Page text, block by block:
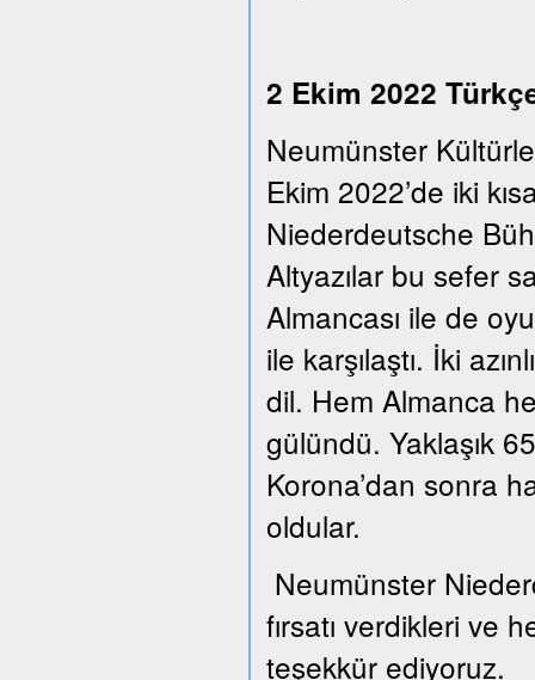
2 Ekim 2022
Neumünster
Ekim 2022’de iki
Niederdeutsche
Altyazılar bu sefer
Almancası ile de
ile karşılaştı. İki
dil. Hem Almanca
gülündü. Yaklaşık
Korona’dan sonra
oldular.
Neumünster
fırsatı verdikleri ve
teşekkür ediyoruz.